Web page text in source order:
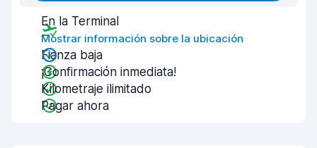
En la Terminal
Mostrar información sobre la ubicación
Fianza baja
¡Confirmación inmediata!
Kilometraje ilimitado
Pagar ahora